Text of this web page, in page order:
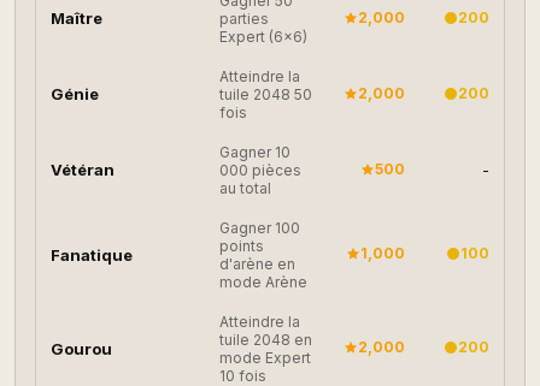
Maître
parties
Expert (6×6)
2,000 200
Génie
Atteindre la
tuile 2048 50
fois
2,000 200
Vétéran
Gagner 10
000 pièces
au total
500 -
Fanatique
Gagner 100
points
d'arène en
mode Arène
1,000 100
Gourou
Atteindre la
tuile 2048 en
mode Expert
10 fois
2,000 200